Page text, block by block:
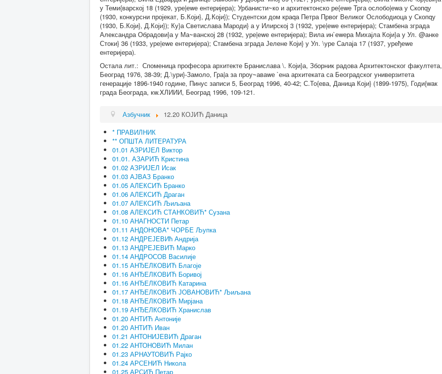
у Теми{варској 18 (1929, уре|еwе ентеријера); Урбанисти~ко и архитектонско ре{еwе Трга ослобо|еwа у Скопqу
(1930, конкурсни пројекат, Б.Који}, Д.Који}); Студентски дом краqа Петра Првог Великог Ослободиоца у Скопqу
(1930, Б.Који}, Д.Који}); Ку}а Светислава Мароди} а у Илирској 3 (1932, уре|еwе ентеријера); Стамбена зграда
Александра Обрадови}а у Ма~ванској 28 (1932, уре|еwе ентеријера); Вила ин`еwера Михајла Који}а у Ул. @анке
Стоки} 36 (1933, уре|еwе ентеријера); Стамбена зграда Јелене Који} у Ул. \уре Салаја 17 (1937, уређеwе
ентеријера).
Остала лит.: Споменица професора архитекте Бранислава \. Који}а, Зборник радова Архитектонског факултета,
Београд 1976, 38-39; Д.\ури}-Замоло, Гра|а за проу~аваwе `ена архитеката са Београдског универзитета
генерације 1896-1940 године, Пинус записи 5, Београд 1996, 40-42; С.То{ева, Даница Који} (1899-1975), Годи{wак
града Београда, кw.XЛИИИ, Београд 1996, 109-121.
Азбучник
12.20 КОЈИЋ Даница
* ПРАВИЛНИК
** ОПШТА ЛИТЕРАТУРА
01.01 АЗРИЈЕЛ Виктор
01.01. АЗАРИЋ Кристина
01.02 АЗРИЈЕЛ Исак
01.03 АЈВАЗ Бранко
01.05 АЛЕКСИЋ Бранко
01.06 АЛЕКСИЋ Драган
01.07 АЛЕКСИЋ Љиљана
01.08 АЛЕКСИЋ СТАНКОВИЋ* Сузана
01.10 АНАГНОСТИ Петар
01.11 АНДОНОВА* ЧОРБЕ Љупка
01.12 АНДРЕЈЕВИћ Андрија
01.13 АНДРЕЈЕВИЋ Марко
01.14 АНДРОСОВ Василије
01.15 АНЂЕЛКОВИЋ Благоје
01.16 АНЂЕЛКОВИЋ Боривој
01.16 АНЂЕЛКОВИЋ Катарина
01.17 АНЂЕЛКОВИЋ ЈОВАНОВИЋ* Љиљана
01.18 АНЂЕЛКОВИЋ Мирјана
01.19 АНЂЕЛКОВИЋ Хранислав
01.20 АНТИЋ Антоније
01.20 АНТИЋ Иван
01.21 АНТОНИЈЕВИЋ Драган
01.22 АНТОНОВИЋ Милан
01.23 АРНАУТОВИЋ Рајко
01.24 АРСЕНИЋ Никола
01.25 АРСИЋ Петар